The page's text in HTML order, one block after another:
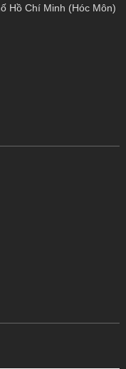
Hồ Chí Minh (Hóc Môn)